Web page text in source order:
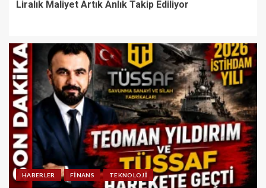
Liralık Maliyet Artık Anlık Takip Ediliyor
HABERLER FINANS TEKNOLOJI